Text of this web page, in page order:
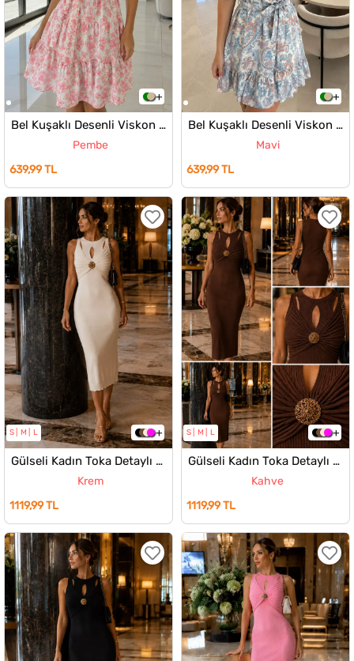
Bel Kuşaklı Desenli Viskon Elbise
Pembe
639,99 TL
Bel Kuşaklı Desenli Viskon Elbise
Mavi
639,99 TL
S M L
Gülseli Kadın Toka Detaylı Ön Pencereli Elbise
Krem
1119,99 TL
S M L
Gülseli Kadın Toka Detaylı Ön Pencereli Elbise
Kahve
1119,99 TL